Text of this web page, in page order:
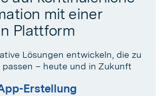
mit einer
Plattform
Lösungen entwickeln, die zu
– heute und in Zukunft
Erstellung